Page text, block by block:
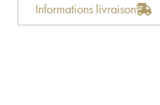
Informations livraison